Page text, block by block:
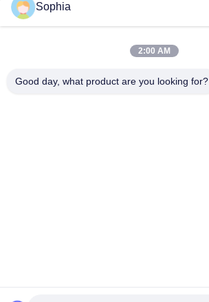
Sophia
2:00 AM
Good day, what product are you looking for?